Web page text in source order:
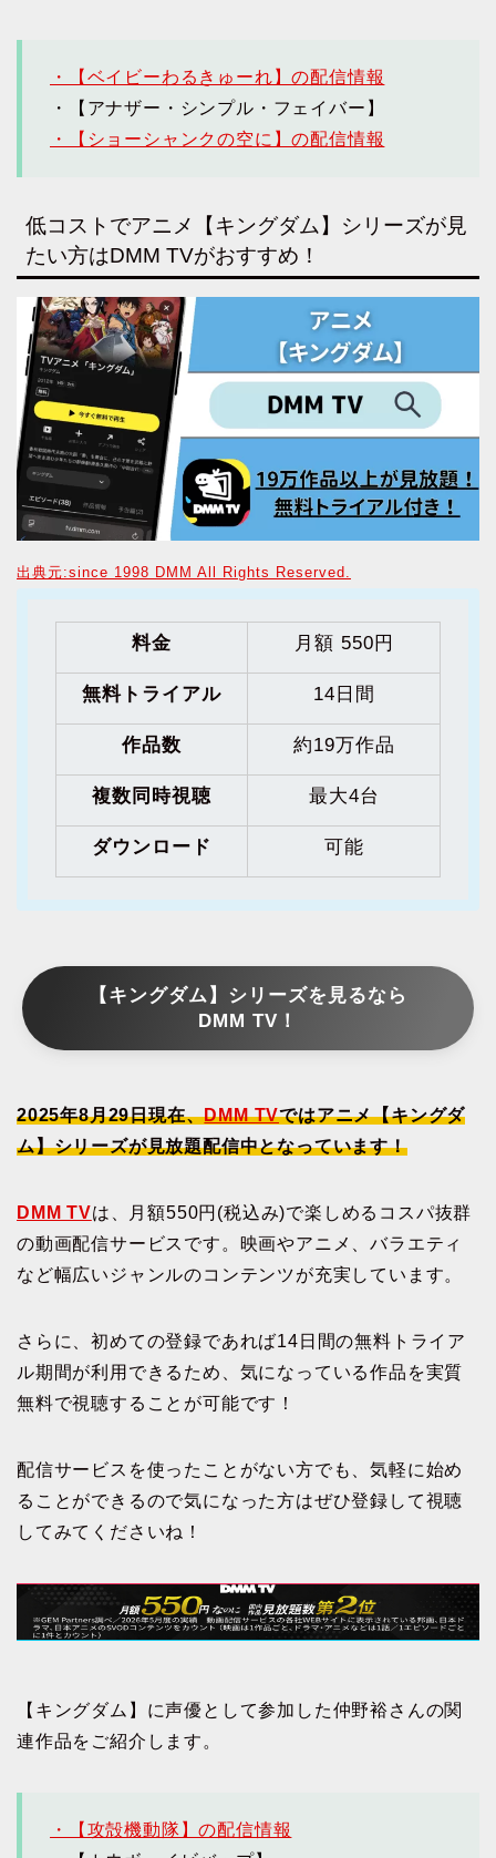
・【ベイビーわるきゅーれ】の配信情報
・【アナザー・シンプル・フェイバー】
・【ショーシャンクの空に】の配信情報
低コストでアニメ【キングダム】シリーズが見
たい方はDMM TVがおすすめ！
出典元:since 1998 DMM All Rights Reserved.
料金 月額 550円
無料トライアル 14日間
作品数 約19万作品
複数同時視聴 最大4台
ダウンロード 可能
【キングダム】シリーズを見るなら
DMM TV！
2025年8月29日現在、DMM TVではアニメ【キングダ
ム】シリーズが見放題配信中となっています！
DMM TVは、月額550円(税込み)で楽しめるコスパ抜群
の動画配信サービスです。映画やアニメ、バラエティ
など幅広いジャンルのコンテンツが充実しています。
さらに、初めての登録であれば14日間の無料トライア
ル期間が利用できるため、気になっている作品を実質
無料で視聴することが可能です！
配信サービスを使ったことがない方でも、気軽に始め
ることができるので気になった方はぜひ登録して視聴
してみてくださいね！
【キングダム】に声優として参加した仲野裕さんの関
連作品をご紹介します。
・【攻殻機動隊】の配信情報